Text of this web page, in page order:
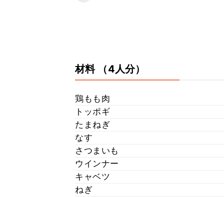
材料 （4人分）
鶏もも肉
トッポギ
たまねぎ
なす
さつまいも
ウインナー
キャベツ
ねぎ